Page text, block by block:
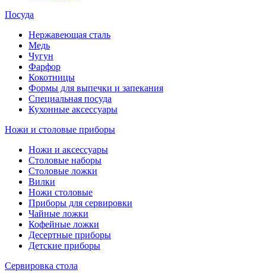
Посуда
Нержавеющая сталь
Медь
Чугун
Фарфор
Кокотницы
Формы для выпечки и запекания
Специальная посуда
Кухонные аксессуары
Ножи и столовые приборы
Ножи и аксессуары
Столовые наборы
Столовые ложки
Вилки
Ножи столовые
Приборы для сервировки
Чайные ложки
Кофейные ложки
Десертные приборы
Детские приборы
Сервировка стола